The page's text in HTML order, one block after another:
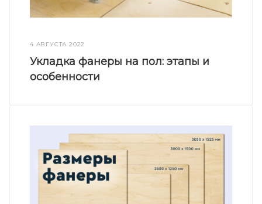
4 АВГУСТА 2022
Укладка фанеры на пол: этапы и
особенности